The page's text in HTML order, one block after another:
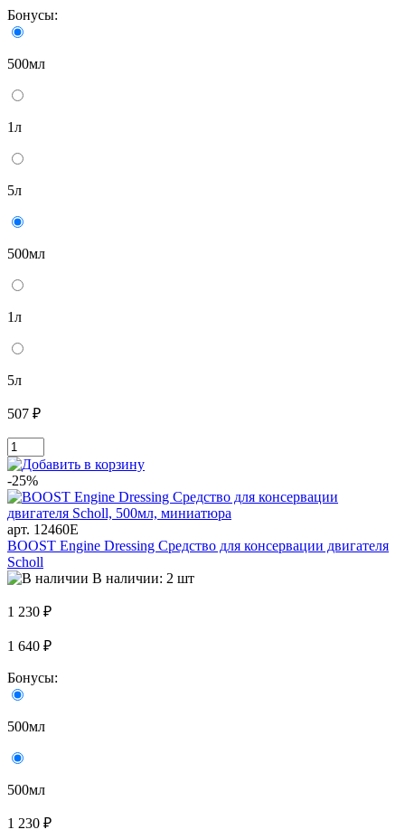
Бонусы:
500мл
1л
5л
500мл
1л
5л
507 ₽
-25%
арт. 12460E
BOOST Engine Dressing Средство для консервации двигателя
Scholl
В наличии: 2 шт
1 230 ₽
1 640 ₽
Бонусы:
500мл
500мл
1 230 ₽